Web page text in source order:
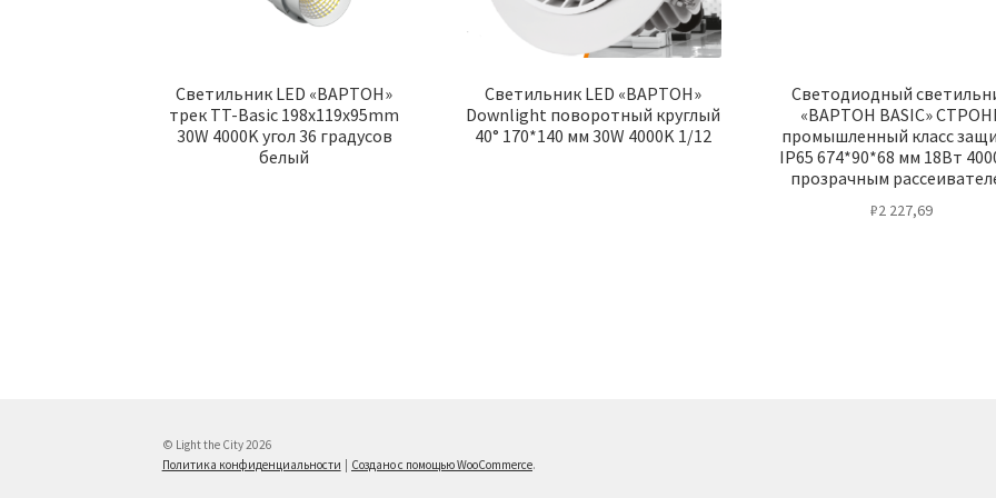
Cветильник LED «ВАРТОН»
трек TT-Basic 198x119x95mm
30W 4000K угол 36 градусов
белый
Светильник LED «ВАРТОН»
Downlight поворотный круглый
40° 170*140 мм 30W 4000K 1/12
Светодиодный
«ВАРТОН BASIC»
промышленный класс
IP65 674*90*68 мм 18Вт
прозрачным
₽2 227,69
© Light the City 2026
Политика конфиденциальности
Создано с помощью WooCommerce.